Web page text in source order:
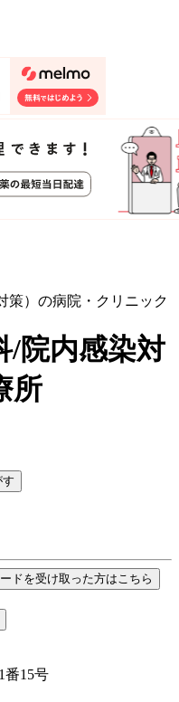
策）の病院・クリニック
/院内感染対
所
ドを受け取った方はこちら
番15号